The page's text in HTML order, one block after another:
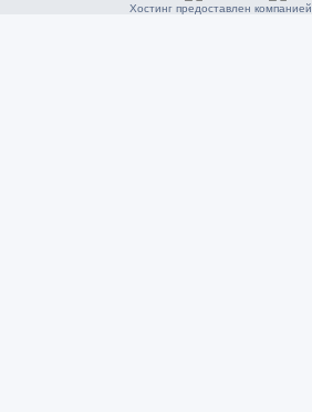
Хостинг предоставлен компанией